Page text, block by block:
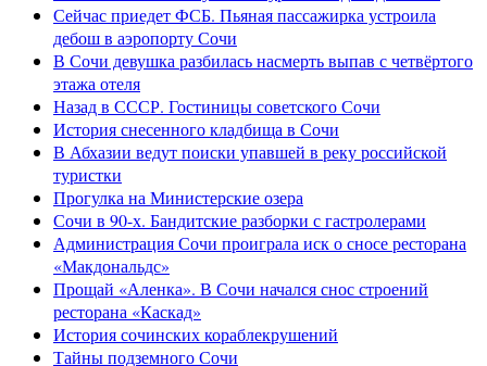
Сейчас приедет ФСБ. Пьяная пассажирка устроила
дебош в аэропорту Сочи
В Сочи девушка разбилась насмерть выпав с четвёртого
этажа отеля
Назад в СССР. Гостиницы советского Сочи
История снесенного кладбища в Сочи
В Абхазии ведут поиски упавшей в реку российской
туристки
Прогулка на Министерские озера
Сочи в 90-х. Бандитские разборки с гастролерами
Администрация Сочи проиграла иск о сносе ресторана
«Макдональдс»
Прощай «Аленка». В Сочи начался снос строений
ресторана «Каскад»
История сочинских кораблекрушений
Тайны подземного Сочи